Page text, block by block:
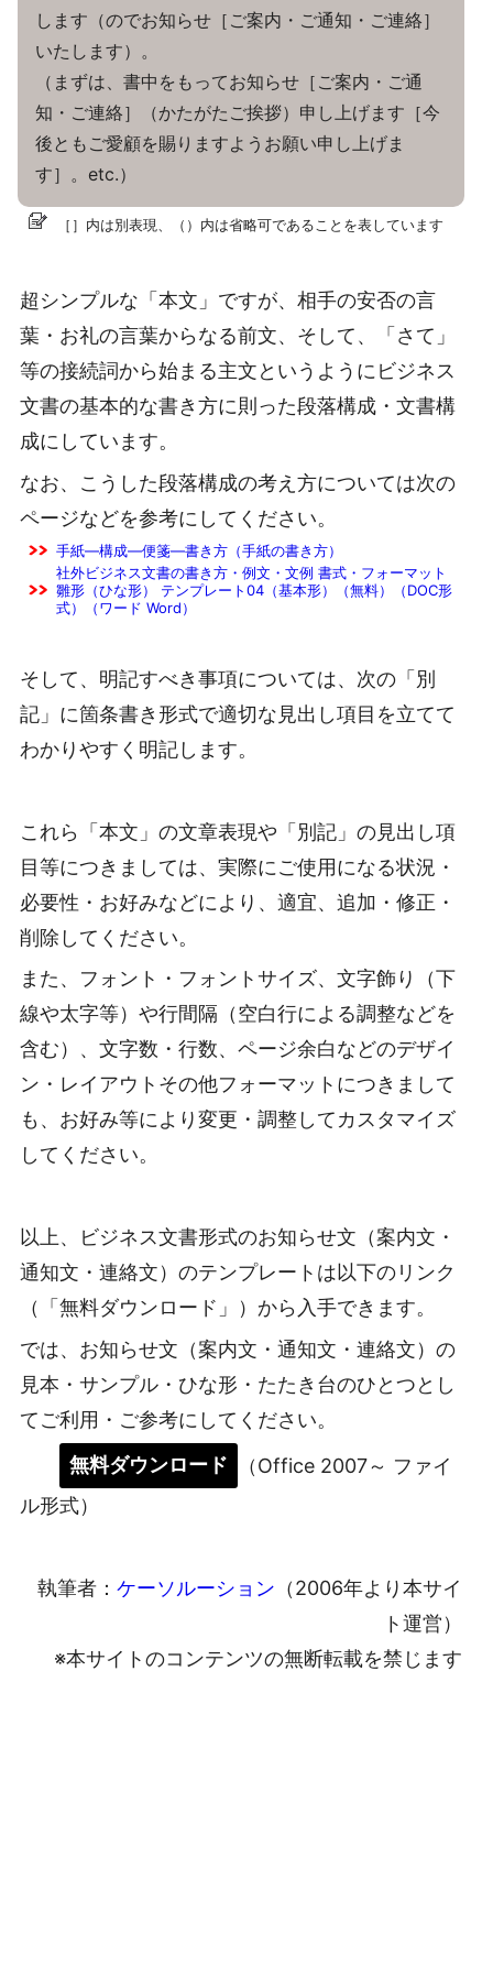
します（のでお知らせ［ご案内・ご通知・ご連絡］
いたします）。
（まずは、書中をもってお知らせ［ご案内・ご通
知・ご連絡］（かたがたご挨拶）申し上げます［今
後ともご愛顧を賜りますようお願い申し上げま
す］。etc.）
［］内は別表現、（）内は省略可であることを表しています
超シンプルな「本文」ですが、相手の安否の言
葉・お礼の言葉からなる前文、そして、「さて」
等の接続詞から始まる主文というようにビジネス
文書の基本的な書き方に則った段落構成・文書構
成にしています。
なお、こうした段落構成の考え方については次の
ページなどを参考にしてください。
手紙―構成―便箋―書き方（手紙の書き方）
社外ビジネス文書の書き方・例文・文例 書式・フォーマット
雛形（ひな形） テンプレート04（基本形）（無料）（DOC形
式）（ワード Word）
そして、明記すべき事項については、次の「別
記」に箇条書き形式で適切な見出し項目を立てて
わかりやすく明記します。
これら「本文」の文章表現や「別記」の見出し項
目等につきましては、実際にご使用になる状況・
必要性・お好みなどにより、適宜、追加・修正・
削除してください。
また、フォント・フォントサイズ、文字飾り（下
線や太字等）や行間隔（空白行による調整などを
含む）、文字数・行数、ページ余白などのデザイ
ン・レイアウトその他フォーマットにつきまして
も、お好み等により変更・調整してカスタマイズ
してください。
以上、ビジネス文書形式のお知らせ文（案内文・
通知文・連絡文）のテンプレートは以下のリンク
（「無料ダウンロード」）から入手できます。
では、お知らせ文（案内文・通知文・連絡文）の
見本・サンプル・ひな形・たたき台のひとつとし
てご利用・ご参考にしてください。
無料ダウンロード
（Office 2007～ ファイ
ル形式）
執筆者： ケーソルーション （2006年より本サイ
ト運営）
※本サイトのコンテンツの無断転載を禁じます